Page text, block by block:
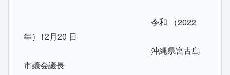
令和 （2022
年）12月20 日
沖縄県宮古島
市議会議長